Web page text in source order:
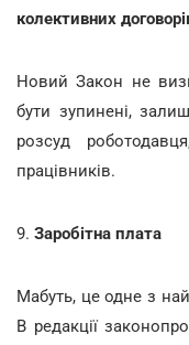
колективних
Новий Закон не
бути зупинені,
розсуд
працівників.
9. Заробітна плата
Мабуть, це одне з
В редакції